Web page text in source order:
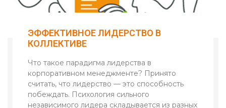
ЭФФЕКТИВНОЕ ЛИДЕРСТВО В
КОЛЛЕКТИВЕ
Что такое парадигма лидерства в
корпоративном менеджменте? Принято
считать, что лидерство — это способность
побеждать. Психология сильного
независимого лидера складывается из разных